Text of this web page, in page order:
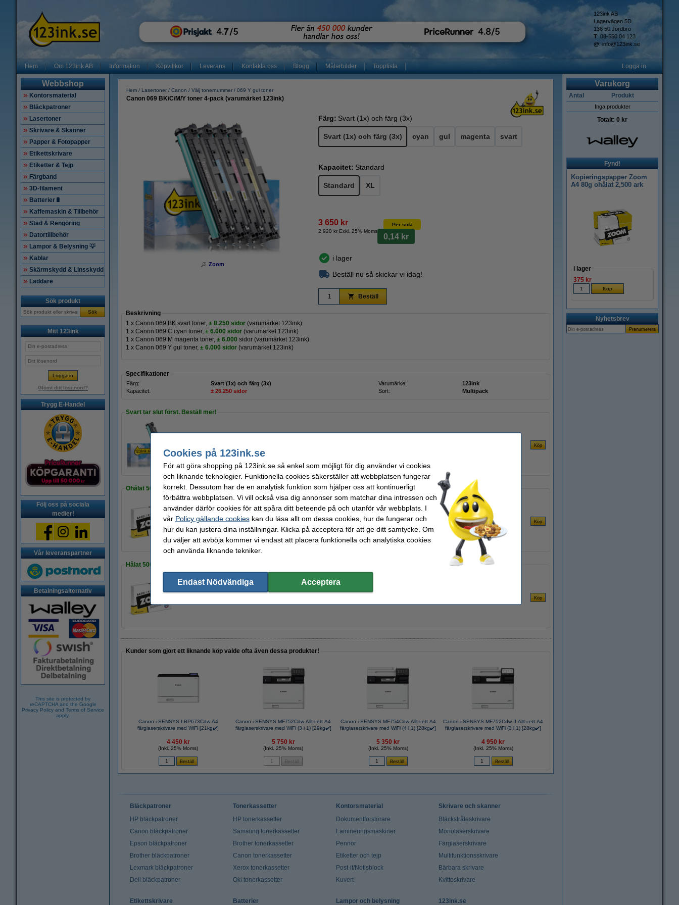
123ink AB
Lagervägen 5D
136 50 Jordbro
T: 08-550 04 123
@: info@123ink.se
Hem Om 123ink AB Information Köpvillkor Leverans Kontakta oss Blogg Målarbilder Topplista Logga in
Webbshop
Kontorsmaterial
Bläckpatroner
Lasertoner
Skrivare & Skanner
Papper & Fotopapper
Etikettskrivare
Etiketter & Tejp
Färgband
3D-filament
Batterier🔋
Kaffemaskin & Tillbehör
Städ & Rengöring
Datortillbehör
Lampor & Belysning 💡
Kablar
Skärmskydd & Linsskydd
Laddare
Sök produkt
Sök
Mitt 123ink
Glömt ditt lösenord?
Trygg E-Handel
Följ oss på sociala
medier!
Vår leveranspartner
Betalningsalternativ
This site is protected by
reCAPTCHA and the Google
Privacy Policy and Terms of Service
apply.
Hem Lasertoner Canon Välj tonernummer 069 Y gul toner
Canon 069 BK/C/M/Y toner 4-pack (varumärket 123ink)
Zoom
Färg: Svart (1x) och färg (3x)
Svart (1x) och färg (3x) cyan gul magenta svart
Kapacitet: Standard
Standard XL
3 650 kr
2 920 kr Exkl. 25% Moms
Per sida
0,14 kr
i lager
Beställ nu så skickar vi idag!
Beställ
Beskrivning
1 x Canon 069 BK svart toner, ± 8.250 sidor (varumärket 123ink)
1 x Canon 069 C cyan toner, ± 6.000 sidor (varumärket 123ink)
1 x Canon 069 M magenta toner, ± 6.000 sidor (varumärket 123ink)
1 x Canon 069 Y gul toner, ± 6.000 sidor (varumärket 123ink)
Specifikationer
Färg: Svart (1x) och färg (3x) Varumärke:
123ink
Kapacitet:
± 26.250 sidor Sort: Multipack
Svart tar slut först. Beställ mer!
850 kr
Ohålat 500 ark
Kopieringspapper A4 80g | Zoom | 500 ark
Hålat 500 ark
Kopieringspapper A4 80g HÅLAT | Zoom | 500 ark
Kunder som gjort ett liknande köp valde ofta även dessa produkter!
Canon i-SENSYS LBP673Cdw A4
färglaserskrivare med WiFi [21kg✔️]
4 450 kr
(Inkl. 25% Moms)
Canon i-SENSYS MF752Cdw Allt-i-ett A4
färglaserskrivare med WiFi (3 i 1) [29kg✔️]
5 750 kr
(Inkl. 25% Moms)
Canon i-SENSYS MF754Cdw Allt-i-ett A4
färglaserskrivare med WiFi (4 i 1) [28kg✔️]
5 350 kr
(Inkl. 25% Moms)
Canon i-SENSYS MF752Cdw II Allt-i-ett A4
färglaserskrivare med WiFi (3 i 1) [28kg✔️]
4 950 kr
(Inkl. 25% Moms)
Varukorg
Antal Produkt
Inga produkter
Totalt: 0 kr
Fynd!
Kopieringspapper Zoom
A4 80g ohålat 2,500 ark
i lager
375 kr
Nyhetsbrev
Bläckpatroner
HP bläckpatroner
Canon bläckpatroner
Epson bläckpatroner
Brother bläckpatroner
Lexmark bläckpatroner
Dell bläckpatroner
Tonerkassetter
HP tonerkassetter
Samsung tonerkassetter
Brother tonerkassetter
Canon tonerkassetter
Xerox tonerkassetter
Oki tonerkassetter
Kontorsmaterial
Dokumentförstörare
Lamineringsmaskiner
Pennor
Etiketter och tejp
Post-it/Notisblock
Kuvert
Skrivare och skanner
Bläckstråleskrivare
Monolaserskrivare
Färglaserskrivare
Multifunktionsskrivare
Bärbara skrivare
Kvittoskrivare
Etikettskrivare Batterier Lampor och belysning 123ink.se
Cookies på 123ink.se
För att göra shopping på 123ink.se så enkel som möjligt för dig använder vi cookies
och liknande teknologier. Funktionella cookies säkerställer att webbplatsen fungerar
korrekt. Dessutom har de en analytisk funktion som hjälper oss att kontinuerligt
förbättra webbplatsen. Vi vill också visa dig annonser som matchar dina intressen och
använder därför cookies för att spåra ditt beteende på och utanför vår webbplats. I
vår Policy gällande cookieskan du läsa allt om dessa cookies, hur de fungerar och
hur du kan justera dina inställningar. Klicka på acceptera för att ge ditt samtycke. Om
du väljer att avböja kommer vi endast att placera funktionella och analytiska cookies
och använda liknande tekniker.
Endast Nödvändiga Acceptera